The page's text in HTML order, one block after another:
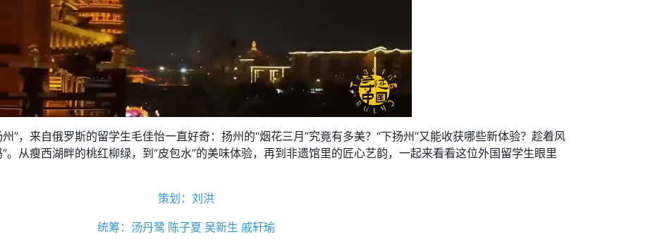
，来自俄罗斯的留学生毛佳怡一直好奇：扬州的“烟花三月”究竟有多美？“下扬州”又能收获哪些新体验？趁着风
。从瘦西湖畔的桃红柳绿，到“皮包水”的美味体验，再到非遗馆里的匠心艺韵，一起来看看这位外国留学生眼里
策划：刘洪
统筹：汤丹鹭 陈子夏 吴新生 戚轩瑜